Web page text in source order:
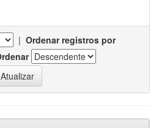
| Ordenar registros por